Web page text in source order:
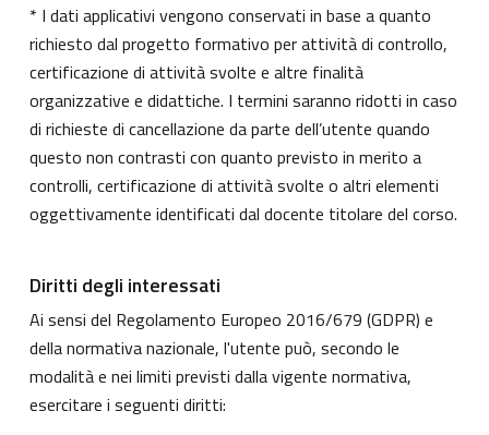
* I dati applicativi vengono conservati in base a quanto
richiesto dal progetto formativo per attività di controllo,
certificazione di attività svolte e altre finalità
organizzative e didattiche. I termini saranno ridotti in caso
di richieste di cancellazione da parte dell’utente quando
questo non contrasti con quanto previsto in merito a
controlli, certificazione di attività svolte o altri elementi
oggettivamente identificati dal docente titolare del corso.
Diritti degli interessati
Ai sensi del Regolamento Europeo 2016/679 (GDPR) e
della normativa nazionale, l'utente può, secondo le
modalità e nei limiti previsti dalla vigente normativa,
esercitare i seguenti diritti: